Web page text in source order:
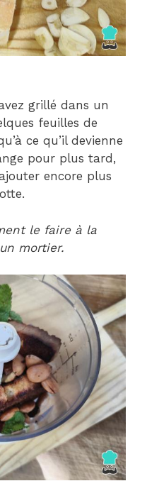
grillé dans un
feuilles de
ce qu’il devienne
pour plus tard,
encore plus
le faire à la
mortier.